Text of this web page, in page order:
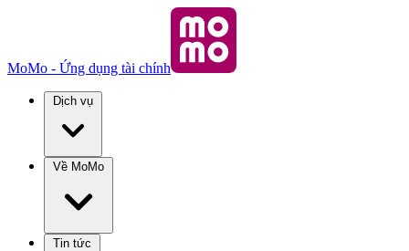
MoMo - Ứng dụng tài chính
Dịch vụ
Về MoMo
Tin tức